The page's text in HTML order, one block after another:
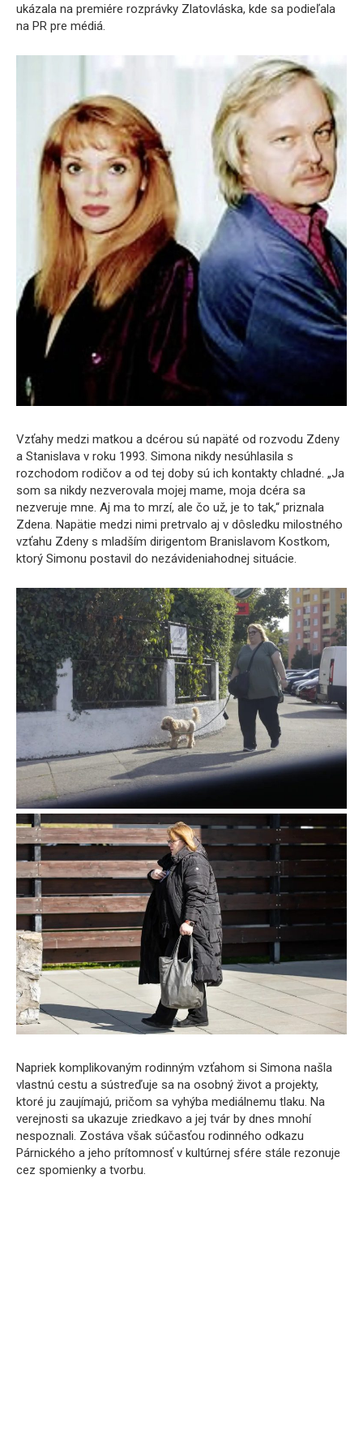
ukázala na premiére rozprávky Zlatovláska, kde sa podieľala
na PR pre médiá.
Vzťahy medzi matkou a dcérou sú napäté od rozvodu Zdeny
a Stanislava v roku 1993. Simona nikdy nesúhlasila s
rozchodom rodičov a od tej doby sú ich kontakty chladné. „Ja
som sa nikdy nezverovala mojej mame, moja dcéra sa
nezveruje mne. Aj ma to mrzí, ale čo už, je to tak,“ priznala
Zdena. Napätie medzi nimi pretrvalo aj v dôsledku milostného
vzťahu Zdeny s mladším dirigentom Branislavom Kostkom,
ktorý Simonu postavil do nezávideniahodnej situácie.
Napriek komplikovaným rodinným vzťahom si Simona našla
vlastnú cestu a sústreďuje sa na osobný život a projekty,
ktoré ju zaujímajú, pričom sa vyhýba mediálnemu tlaku. Na
verejnosti sa ukazuje zriedkavo a jej tvár by dnes mnohí
nespoznali. Zostáva však súčasťou rodinného odkazu
Párnického a jeho prítomnosť v kultúrnej sfére stále rezonuje
cez spomienky a tvorbu.